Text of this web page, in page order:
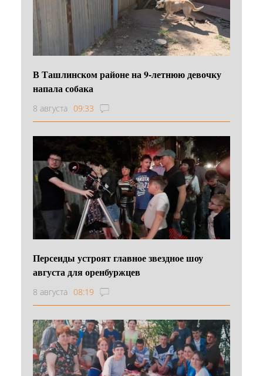
В Ташлинском районе на 9-летнюю девочку
напала собака
8 августа 09:33
Персеиды устроят главное звездное шоу
августа для оренбуржцев
8 августа 08:19